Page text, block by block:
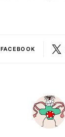
FACEBOOK